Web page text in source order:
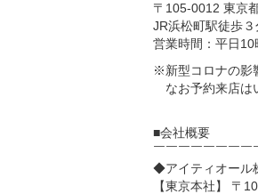
〒105-0012 東京
JR浜松町駅徒歩
営業時間：平日10
※新型コロナの影
なお予約来店は
■会社概要
￣￣￣￣￣￣￣￣
◆アイティオール
【東京本社】 〒